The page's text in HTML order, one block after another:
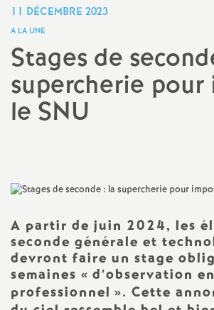
11 DÉCEMBRE 2023
A LA UNE
Stages de
supercherie pour
le SNU
A partir de juin 2024, les
seconde générale et
devront faire un stage
semaines « d’observation
professionnel ». Cette